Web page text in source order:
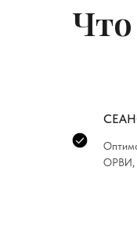
ОРВИ,